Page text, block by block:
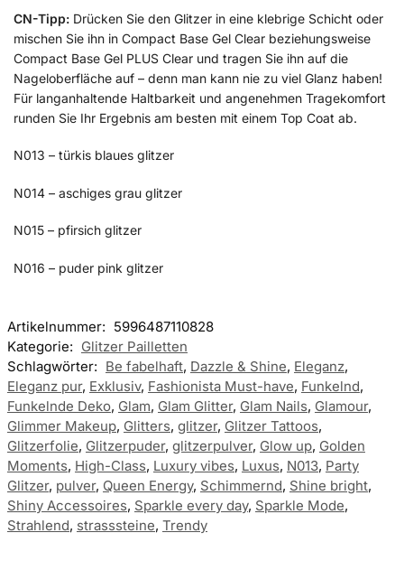
CN-Tipp: Drücken Sie den Glitzer in eine klebrige Schicht oder
mischen Sie ihn in Compact Base Gel Clear beziehungsweise
Compact Base Gel PLUS Clear und tragen Sie ihn auf die
Nageloberfläche auf – denn man kann nie zu viel Glanz haben!
Für langanhaltende Haltbarkeit und angenehmen Tragekomfort
runden Sie Ihr Ergebnis am besten mit einem Top Coat ab.
N013 – türkis blaues glitzer
N014 – aschiges grau glitzer
N015 – pfirsich glitzer
N016 – puder pink glitzer
Artikelnummer: 5996487110828
Kategorie: Glitzer Pailletten
Schlagwörter: Be fabelhaft, Dazzle & Shine, Eleganz,
Eleganz pur, Exklusiv, Fashionista Must-have, Funkelnd,
Funkelnde Deko, Glam, Glam Glitter, Glam Nails, Glamour,
Glimmer Makeup, Glitters, glitzer, Glitzer Tattoos,
Glitzerfolie, Glitzerpuder, glitzerpulver, Glow up, Golden
Moments, High-Class, Luxury vibes, Luxus, N013, Party
Glitzer, pulver, Queen Energy, Schimmernd, Shine bright,
Shiny Accessoires, Sparkle every day, Sparkle Mode,
Strahlend, strasssteine, Trendy